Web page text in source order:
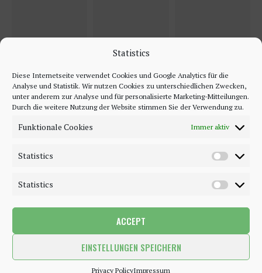
Statistics
Diese Internetseite verwendet Cookies und Google Analytics für die
Analyse und Statistik. Wir nutzen Cookies zu unterschiedlichen Zwecken,
unter anderem zur Analyse und für personalisierte Marketing-Mitteilungen.
Durch die weitere Nutzung der Website stimmen Sie der Verwendung zu.
Funktionale Cookies Immer aktiv
Statistics
Statistics
ACCEPT
EINSTELLUNGEN SPEICHERN
Privacy PolicyImpressum
©2018 - 2020 - Be-Sparkling. All Rights Reserved.
BACK TO TOP